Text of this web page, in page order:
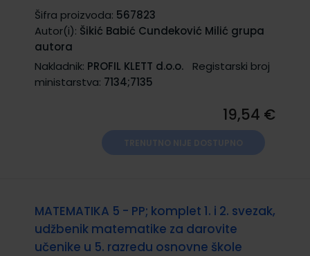
Šifra proizvoda: 567823
Autor(i): Šikić Babić Cundeković Milić grupa
autora
Nakladnik: PROFIL KLETT d.o.o.
Registarski broj
ministarstva: 7134;7135
19,54 €
MATEMATIKA 5 - PP; komplet 1. i 2. svezak,
udžbenik matematike za darovite
učenike u 5. razredu osnovne škole